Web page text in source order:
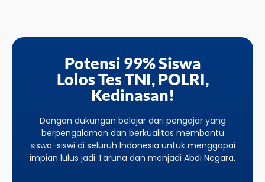
Potensi 99% Siswa
Lolos Tes TNI, POLRI,
Kedinasan!
Dengan dukungan belajar dari pengajar yang
berpengalaman dan berkualitas membantu
siswa-siswi di seluruh Indonesia untuk menggapai
impian lulus jadi Taruna dan menjadi Abdi Negara.